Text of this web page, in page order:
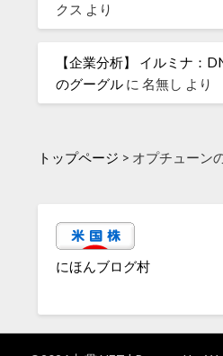
クス より
【企業分析】 イルミナ：
のグーグル に名無し より
トップページ > オプチューン
にほんブログ村